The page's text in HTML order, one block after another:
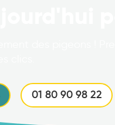
01 80 90 98 22